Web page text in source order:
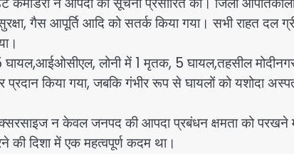
गैस आपूर्ति आदि को सतर्क किया गया। सभी राहत दल
लोनी में 1 मृतक, 5 घायल,तहसील
किया गया, जबकि गंभीर रूप से घायलों को यशोदा
न केवल जनपद की आपदा प्रबंधन क्षमता को परखने
की दिशा में एक महत्वपूर्ण कदम था।